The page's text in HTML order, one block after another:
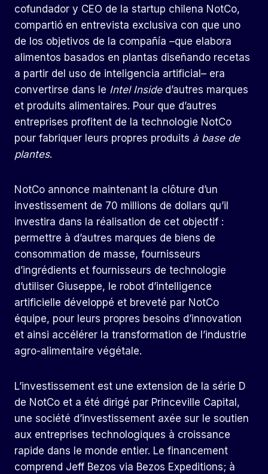
cofundador y CEO de la startup chilena NotCo,
compartió en entrevista exclusiva con que uno
de los objetivos de la compañía –que elabora
alimentos basados en plantas diseñando recetas
a partir del uso de inteligencia artificial– era
convertirse dans le Intel Insided’autres marques
et produits alimentaires. Pour que d’autres
entreprises profitent de la technologie NotCo
pour fabriquer leurs propres produits à base de
plantes.
NotCo annonce maintenant la clôture d’un
investissement de 70 millions de dollars qu’il
investira dans la réalisation de cet objectif :
permettre à d’autres marques de biens de
consommation de masse, fournisseurs
d’ingrédients et fournisseurs de technologie
d’utiliser Giuseppe, le robot d’intelligence
artificielle développé et breveté par NotCo
équipe, pour leurs propres besoins d’innovation
et ainsi accélérer la transformation de l’industrie
agro-alimentaire végétale.
L’investissement est une extension de la série D
de NotCo et a été dirigé par Princeville Capital,
une société d’investissement axée sur le soutien
aux entreprises technologiques à croissance
rapide dans le monde entier. Le financement
comprend Jeff Bezos via Bezos Expeditions; à